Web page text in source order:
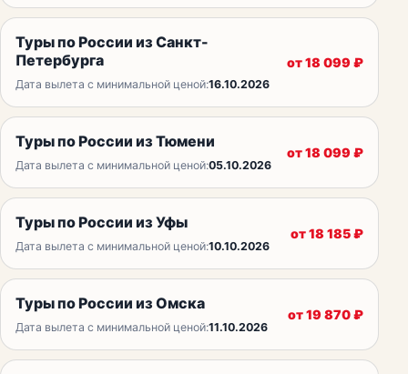
Туры по России из Санкт-
Петербурга
Дата вылета с минимальной ценой:16.10.2026
от18 099 ₽
Туры по России из Тюмени
Дата вылета с минимальной ценой:05.10.2026
от18 099 ₽
Туры по России из Уфы
Дата вылета с минимальной ценой:10.10.2026
от18 185₽
Туры по России из Омска
Дата вылета с минимальной ценой:11.10.2026
от19 870₽